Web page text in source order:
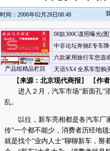
时间：2006年02月28日08:48
产品组精品栏目
08款300C谍照曝光(图
中非论坛奔驰E专车
六款家用旅行车您选
天语SX4 全系车型购
【来源：北京现代商报】 【作
进入２月，汽车市场“新面孔”
乱。
以往，新车亮相都是各汽车厂家
传”一个都不能少，消费者历经地
就是找个“业内人士”聊聊新车，掰